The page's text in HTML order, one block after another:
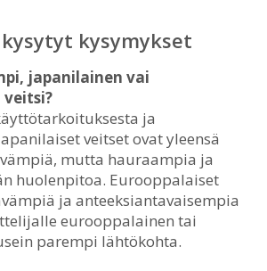
kysytyt kysymykset
japanilainen vai
ja
veitset ovat yleensä
mutta hauraampia ja
huolenpitoa. Eurooppalaiset
ja anteeksiantavaisempia
eurooppalainen tai
parempi lähtökohta.